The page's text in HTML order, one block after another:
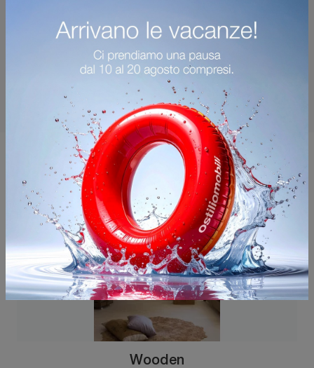
Potrebbero piacerti anche
Wooden